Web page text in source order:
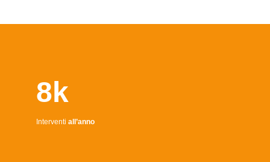
8k
Interventi all’anno